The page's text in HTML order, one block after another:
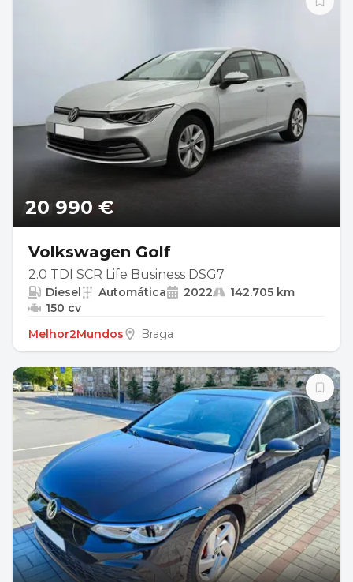
20 990 €
Volkswagen Golf
2.0 TDI SCR Life Business DSG7
Diesel Automática 2022
142.705 km
150 cv
Melhor2Mundos
Braga